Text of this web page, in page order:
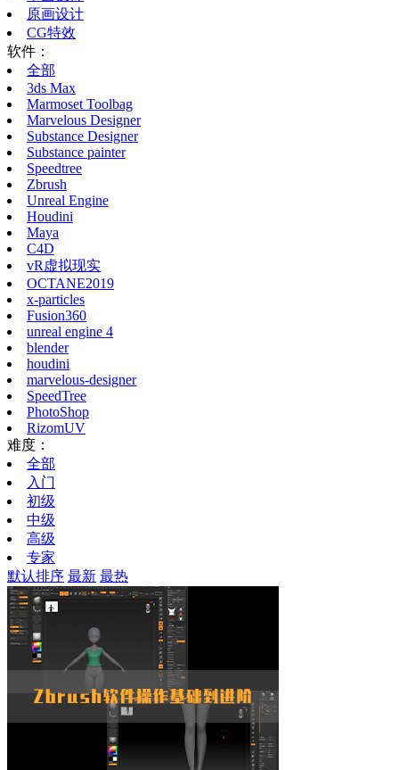
原画设计
CG特效
软件：
全部
3ds Max
Marmoset Toolbag
Marvelous Designer
Substance Designer
Substance painter
Speedtree
Zbrush
Unreal Engine
Houdini
Maya
C4D
vR虚拟现实
OCTANE2019
x-particles
Fusion360
unreal engine 4
blender
houdini
marvelous-designer
SpeedTree
PhotoShop
RizomUV
难度：
全部
入门
初级
中级
高级
专家
默认排序 最新 最热